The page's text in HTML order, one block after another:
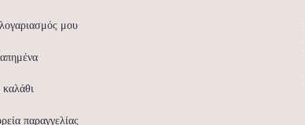
μου
παραγγελίας